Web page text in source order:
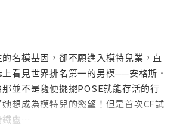
名模基因，卻不願進入模特兒業，直
看見世界排名第一的男模──安格斯．
並不是隨便擺擺POSE就能存活的行
想成為模特兒的慾望！但是首次CF試
鐵盧…